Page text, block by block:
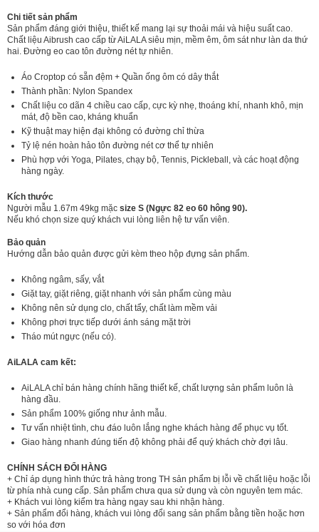
[LUX07B]
Set
Thể
Thao
Legging
[LUX07B]
Set
Thể
Thao
Legging
Chi tiết sản phẩm
Sản phẩm đáng giới thiệu, thiết kế mang lại sự thoải mái và hiệu suất cao.
Chất liệu Aibrush cao cấp từ AiLALA siêu mịn, mềm êm, ôm sát như làn da thứ
hai. Đường eo cao tôn đường nét tự nhiên.
Áo Croptop có sẵn đệm + Quần ống ôm có dây thắt
Thành phần: Nylon Spandex
Chất liệu co dãn 4 chiều cao cấp, cực kỳ nhẹ, thoáng khí, nhanh khô, mịn
mát, độ bền cao, kháng khuẩn
Kỹ thuật may hiện đại không có đường chỉ thừa
Tỷ lệ nén hoàn hảo tôn đường nét cơ thể tự nhiên
Phù hợp với Yoga, Pilates, chạy bộ, Tennis, Pickleball, và các hoạt động
hàng ngày.
Kích thước
Người mẫu 1.67m 49kg mặc size S (Ngực 82 eo 60 hông 90).
Nếu khó chọn size quý khách vui lòng liên hệ tư vấn viên.
Bảo quản
Hướng dẫn bảo quản được gửi kèm theo hộp đựng sản phẩm.
Không ngâm, sấy, vắt
Giặt tay, giặt riêng, giặt nhanh với sản phẩm cùng màu
Không nên sử dụng clo, chất tẩy, chất làm mềm vải
Không phơi trực tiếp dưới ánh sáng mặt trời
Tháo mút ngực (nếu có).
AiLALA cam kết:
AiLALA chỉ bán hàng chính hãng thiết kế, chất lượng sản phẩm luôn là
hàng đầu.
Sản phẩm 100% giống như ảnh mẫu.
Tư vấn nhiệt tình, chu đáo luôn lắng nghe khách hàng để phục vụ tốt.
Giao hàng nhanh đúng tiến độ không phải để quý khách chờ đợi lâu.
CHÍNH SÁCH ĐỔI HÀNG
+ Chỉ áp dụng hình thức trả hàng trong TH sản phẩm bị lỗi về chất liệu hoặc lỗi
từ phía nhà cung cấp. Sản phẩm chưa qua sử dụng và còn nguyên tem mác.
+ Khách vui lòng kiểm tra hàng ngay sau khi nhận hàng.
+ Sản phẩm đổi hàng, khách vui lòng đổi sang sản phẩm bằng tiền hoặc hơn
so với hóa đơn